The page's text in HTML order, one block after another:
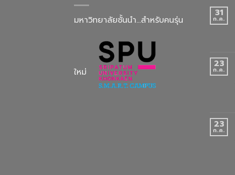
มหาวิทยาลัยชั้นนำ...สำหรับคนรุ่น
ใหม่
31
ก.ค.
23
ก.ค.
23
ก.ค.